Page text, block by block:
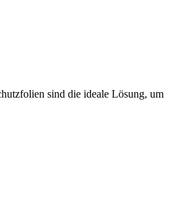
sind die ideale Lösung, um